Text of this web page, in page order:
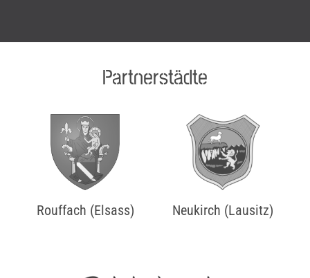
Partnerstädte
Rouffach (Elsass) Neukirch (Lausitz)